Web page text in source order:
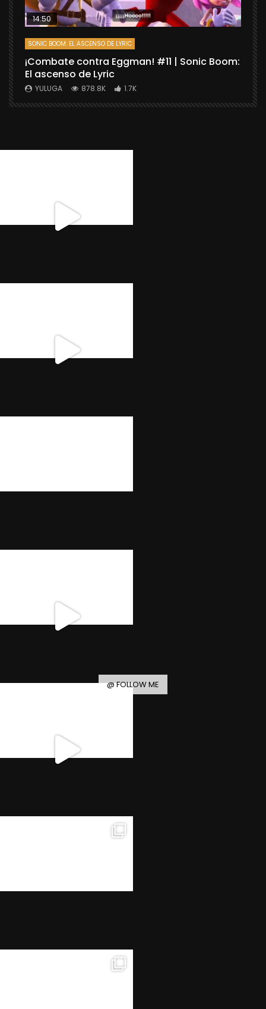
14:50
SONIC BOOM: EL ASCENSO DE LYRIC
¡Combate contra Eggman! #11 | Sonic Boom:
El ascenso de Lyric
YULUGA 878.8K 1.7K
@ FOLLOW ME